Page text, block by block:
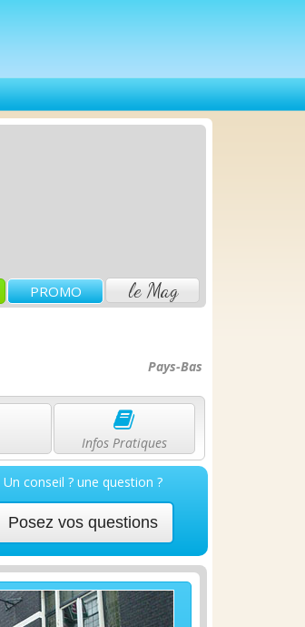
PROMO le Mag
Pays-Bas
Infos Pratiques
Un conseil ? une question ?
Posez vos questions